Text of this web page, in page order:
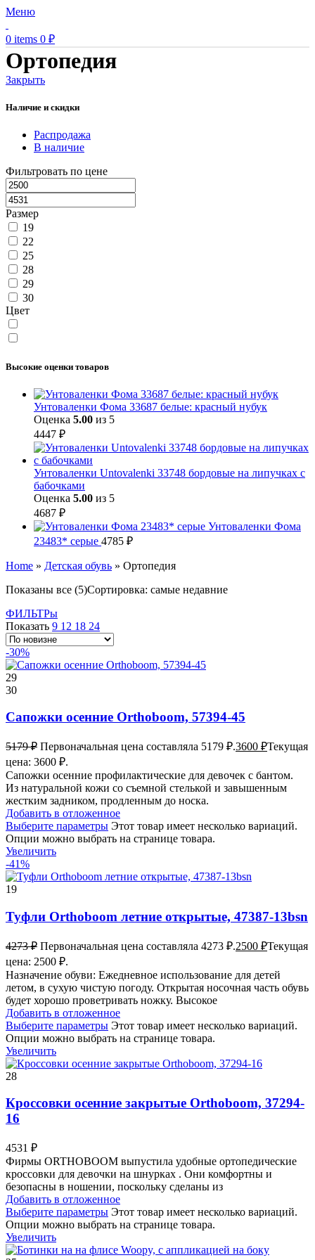
Меню
0 items 0 ₽
Ортопедия
Закрыть
Наличие и скидки
Распродажа
В наличие
Фильтровать по цене
Размер
19
22
25
28
29
30
Цвет
Высокие оценки товаров
Унтоваленки Фома 33687 белые: красный нубук
Оценка 5.00 из 5
4447 ₽
Унтоваленки Untovalenki 33748 бордовые на липучках с
бабочками
Оценка 5.00 из 5
4687 ₽
Унтоваленки Фома
23483* серые 4785 ₽
Home » Детская обувь » Ортопедия
Показаны все (5)Сортировка: самые недавние
ФИЛЬТРы
Показать 9 12 18 24
-30%
29
30
Сапожки осенние Orthoboom, 57394-45
5179₽ Первоначальная цена составляла 5179 ₽.3600 ₽Текущая
цена: 3600 ₽.
Сапожки осенние профилактические для девочек с бантом.
Из натуральной кожи со съемной стелькой и завышенным
жестким задником, продленным до носка.
Добавить в отложенное
Выберите параметры Этот товар имеет несколько вариаций.
Опции можно выбрать на странице товара.
Увеличить
-41%
19
Туфли Orthoboom летние открытые, 47387-13bsn
4273₽ Первоначальная цена составляла 4273 ₽.2500 ₽Текущая
цена: 2500 ₽.
Назначение обуви: Ежедневное использование для детей
летом, в сухую чистую погоду. Открытая носочная часть обувь
будет хорошо проветривать ножку. Высокое
Добавить в отложенное
Выберите параметры Этот товар имеет несколько вариаций.
Опции можно выбрать на странице товара.
Увеличить
28
Кроссовки осенние закрытые Orthoboom, 37294-
16
4531 ₽
Фирмы ORTHOBOOM выпустила удобные ортопедические
кроссовки для девочки на шнурках . Они комфортны и
безопасны в ношении, поскольку сделаны из
Добавить в отложенное
Выберите параметры Этот товар имеет несколько вариаций.
Опции можно выбрать на странице товара.
Увеличить